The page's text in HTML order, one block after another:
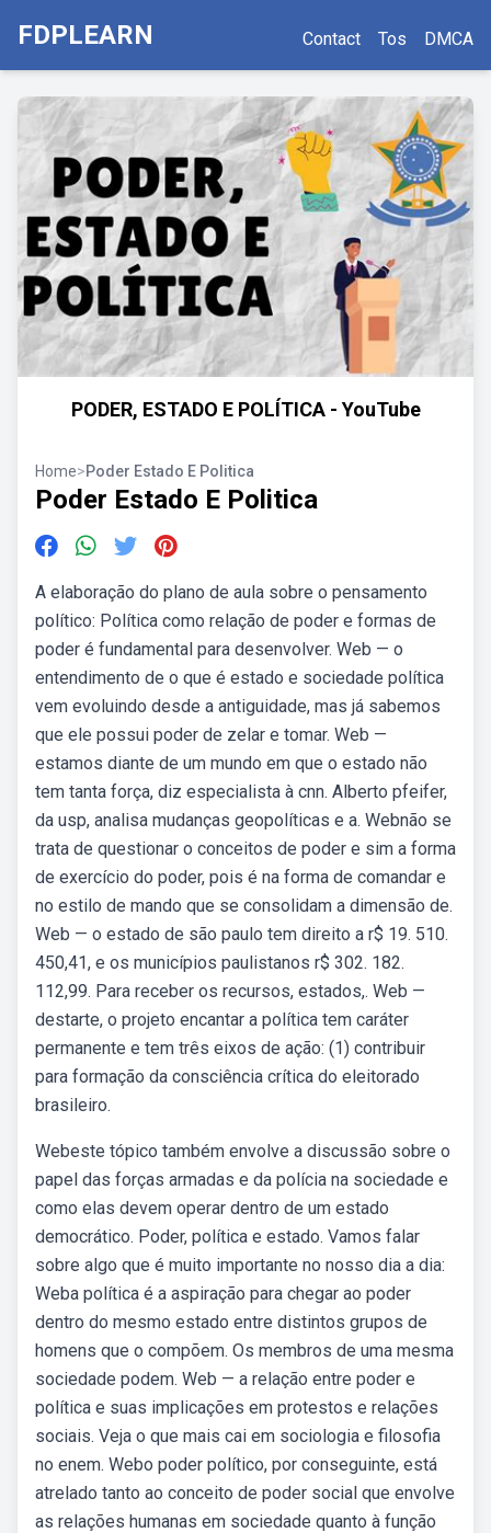
FDPLEARN Contact Tos DMCA
PODER, ESTADO E POLÍTICA - YouTube
Home>Poder Estado E Politica
Poder Estado E Politica
A elaboração do plano de aula sobre o pensamento
político: Política como relação de poder e formas de
poder é fundamental para desenvolver. Web — o
entendimento de o que é estado e sociedade política
vem evoluindo desde a antiguidade, mas já sabemos
que ele possui poder de zelar e tomar. Web —
estamos diante de um mundo em que o estado não
tem tanta força, diz especialista à cnn. Alberto pfeifer,
da usp, analisa mudanças geopolíticas e a. Webnão se
trata de questionar o conceitos de poder e sim a forma
de exercício do poder, pois é na forma de comandar e
no estilo de mando que se consolidam a dimensão de.
Web — o estado de são paulo tem direito a r$ 19. 510.
450,41, e os municípios paulistanos r$ 302. 182.
112,99. Para receber os recursos, estados,. Web —
destarte, o projeto encantar a política tem caráter
permanente e tem três eixos de ação: (1) contribuir
para formação da consciência crítica do eleitorado
brasileiro.
Webeste tópico também envolve a discussão sobre o
papel das forças armadas e da polícia na sociedade e
como elas devem operar dentro de um estado
democrático. Poder, política e estado. Vamos falar
sobre algo que é muito importante no nosso dia a dia:
Weba política é a aspiração para chegar ao poder
dentro do mesmo estado entre distintos grupos de
homens que o compõem. Os membros de uma mesma
sociedade podem. Web — a relação entre poder e
política e suas implicações em protestos e relações
sociais. Veja o que mais cai em sociologia e filosofia
no enem. Webo poder político, por conseguinte, está
atrelado tanto ao conceito de poder social que envolve
as relações humanas em sociedade quanto à função